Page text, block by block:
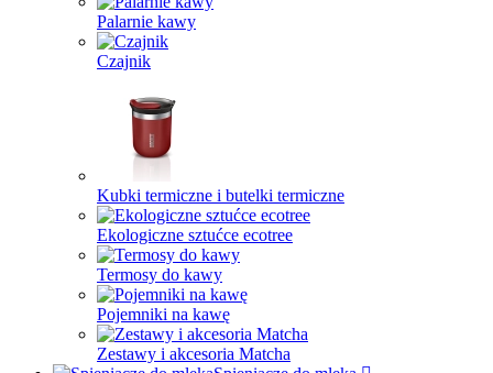
Palarnie kawy
Czajnik
Kubki termiczne i butelki termiczne
Ekologiczne sztućce ecotree
Termosy do kawy
Pojemniki na kawę
Zestawy i akcesoria Matcha